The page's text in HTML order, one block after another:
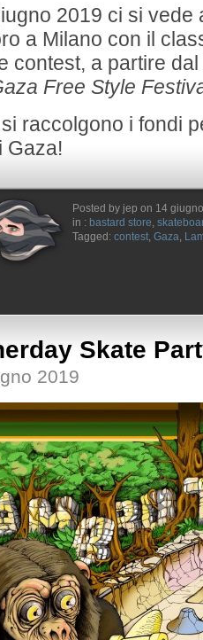
2019 ci si vede
a Milano con il
contest, a partire
Free Style
si raccolgono i fondi
Gaza!
Posted by jep on 14
in : bastard store,
Tagged: contest, Gaza,
Skate
2019